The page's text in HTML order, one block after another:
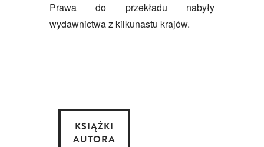
Prawa do przekładu nabyły
wydawnictwa z kilkunastu krajów.
KSIĄŻKI
AUTORA